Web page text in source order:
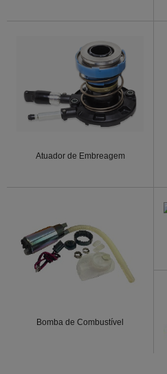
Atuador de Embreagem
Bomba de Combustível